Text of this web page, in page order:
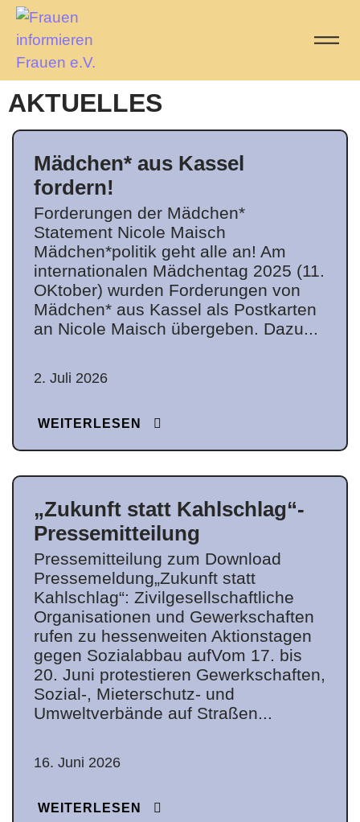
AKTUELLES
Mädchen* aus Kassel
fordern!
Forderungen der Mädchen*
Statement Nicole Maisch
Mädchen*politik geht alle an! Am
internationalen Mädchentag 2025 (11.
OKtober) wurden Forderungen von
Mädchen* aus Kassel als Postkarten
an Nicole Maisch übergeben. Dazu...
2. Juli 2026
WEITERLESEN
„Zukunft statt Kahlschlag“-
Pressemitteilung
Pressemitteilung zum Download
Pressemeldung„Zukunft statt
Kahlschlag“: Zivilgesellschaftliche
Organisationen und Gewerkschaften
rufen zu hessenweiten Aktionstagen
gegen Sozialabbau aufVom 17. bis
20. Juni protestieren Gewerkschaften,
Sozial-, Mieterschutz- und
Umweltverbände auf Straßen...
16. Juni 2026
WEITERLESEN